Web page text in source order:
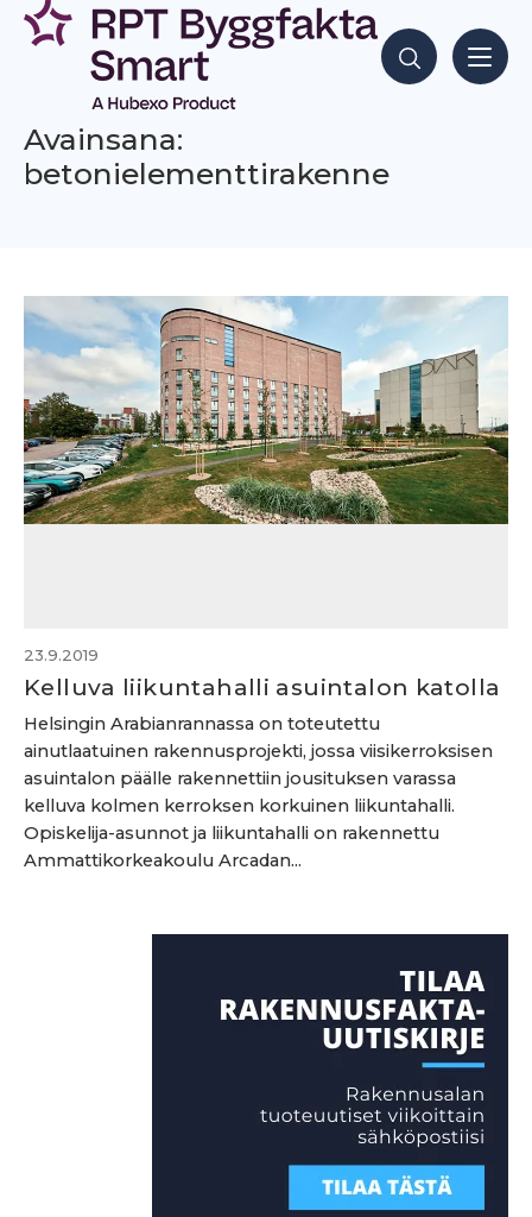
Siirry
sisältöön
Hae sisältöjä
Avainsana:
betonielementtirakenne
23.9.2019
Kelluva liikuntahalli asuintalon katolla
Helsingin Arabianrannassa on toteutettu
ainutlaatuinen rakennusprojekti, jossa viisikerroksisen
asuintalon päälle rakennettiin jousituksen varassa
kelluva kolmen kerroksen korkuinen liikuntahalli.
Opiskelija-asunnot ja liikuntahalli on rakennettu
Ammattikorkeakoulu Arcadan...